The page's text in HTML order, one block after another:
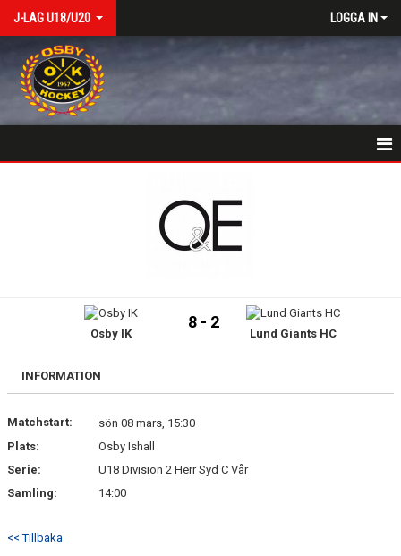
J-LAG U18/U20 LOGGA IN
BILDGALLERI
KONTAKT
Osby IK
8 - 2
Lund Giants HC
INFORMATION
Matchstart:
sön 08 mars, 15:30
Plats:
Osby Ishall
Serie:
U18 Division 2 Herr Syd C Vår
Samling:
14:00
<< Tillbaka